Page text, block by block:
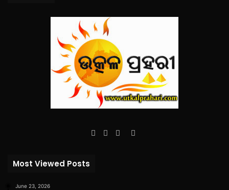
Facebook
TwitterYouTube
Instagram
Most Viewed Posts
June 23, 2026